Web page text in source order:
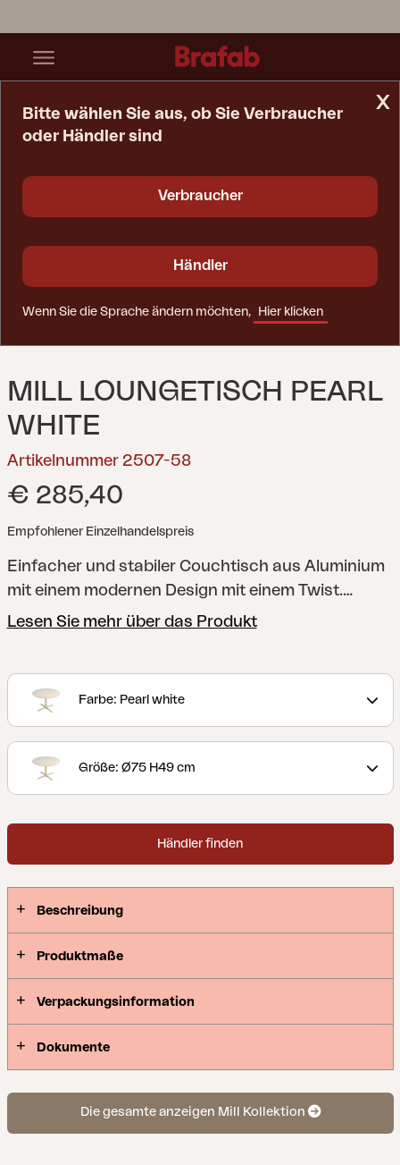
MILL LOUNGETISCH PEARL
WHITE
Artikelnummer 2507-58
€ 285,40
Empfohlener Einzelhandelspreis
Einfacher und stabiler Couchtisch aus Aluminium
mit einem modernen Design mit einem Twist.
Blicken Sie auf das Bein bis zur Basis, was Ihre
drei verschiedenen Größen und mehreren Farben;
leicht anzupassen an die Bedürfnisse und den Stil
Lesen Sie mehr über das Produkt
Farbe: Pearl white
Größe: Ø75 H49 cm
Händler finden
Beschreibung
Produktmaße
Verpackungsinformation
Dokumente
Die gesamte anzeigen Mill Kollektion
x
Bitte wählen Sie aus, ob Sie Verbraucher
oder Händler sind
Verbraucher
Händler
Wenn Sie die Sprache ändern möchten, Hier klicken